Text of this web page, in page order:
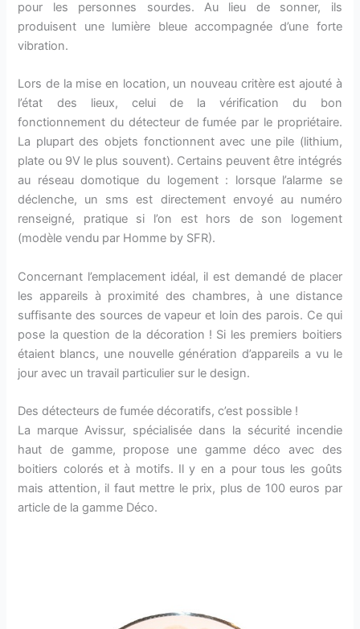
pour les personnes sourdes. Au lieu de sonner, ils
produisent une lumière bleue accompagnée d’une forte
vibration.
Lors de la mise en location, un nouveau critère est ajouté à
l’état des lieux, celui de la vérification du bon
fonctionnement du détecteur de fumée par le propriétaire.
La plupart des objets fonctionnent avec une pile (lithium,
plate ou 9V le plus souvent). Certains peuvent être intégrés
au réseau domotique du logement : lorsque l’alarme se
déclenche, un sms est directement envoyé au numéro
renseigné, pratique si l’on est hors de son logement
(modèle vendu par Homme by SFR).
Concernant l’emplacement idéal, il est demandé de placer
les appareils à proximité des chambres, à une distance
suffisante des sources de vapeur et loin des parois. Ce qui
pose la question de la décoration ! Si les premiers boitiers
étaient blancs, une nouvelle génération d’appareils a vu le
jour avec un travail particulier sur le design.
Des détecteurs de fumée décoratifs, c’est possible !
La marque Avissur, spécialisée dans la sécurité incendie
haut de gamme, propose une gamme déco avec des
boitiers colorés et à motifs. Il y en a pour tous les goûts
mais attention, il faut mettre le prix, plus de 100 euros par
article de la gamme Déco.